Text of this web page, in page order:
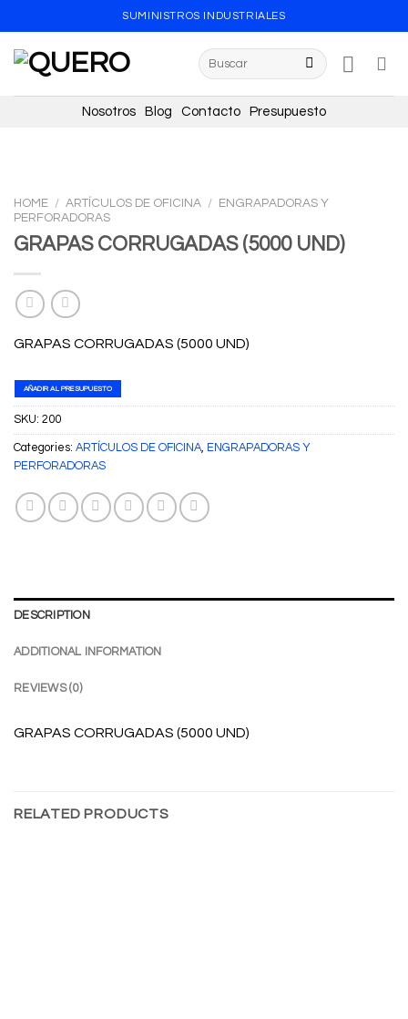
to
content
SUMINISTROS INDUSTRIALES
Search
for:
Nosotros Blog Contacto Presupuesto
HOME / ARTÍCULOS DE OFICINA /
ENGRAPADORAS Y
PERFORADORAS
GRAPAS CORRUGADAS (5000 UND)
GRAPAS CORRUGADAS (5000 UND)
AÑADIR AL PRESUPUESTO
SKU: 200
Categories: ARTÍCULOS DE OFICINA, ENGRAPADORAS Y
PERFORADORAS
DESCRIPTION
ADDITIONAL INFORMATION
REVIEWS (0)
GRAPAS CORRUGADAS (5000 UND)
RELATED PRODUCTS